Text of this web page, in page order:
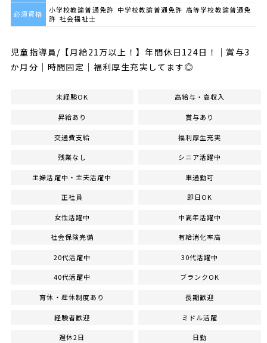
必須資格
小学校教諭普通免許 中学校教諭普通免許 高等学校教諭普通免
許 社会福祉士
児童指導員/【月給21万以上！】年間休日124日！｜賞与3
か月分｜時間固定｜福利厚生充実してます◎
未経験OK 高給与・高収入
昇給あり 賞与あり
交通費支給 福利厚生充実
残業なし シニア活躍中
主婦活躍中・主夫活躍中 車通勤可
正社員 即日OK
女性活躍中 中高年活躍中
社会保険完備 有給消化率高
20代活躍中 30代活躍中
40代活躍中 ブランクOK
育休・産休制度あり 長期歓迎
経験者歓迎 ミドル活躍
週休2日 日勤